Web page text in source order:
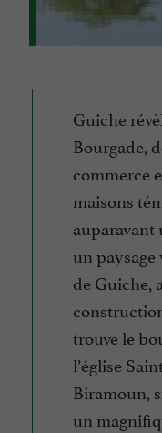
Guiche
Bourgade,
commerce
maisons
auparavant
un
de Guiche,
trouve le
l’église
Biramoun,
un